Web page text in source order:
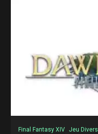
Final Fantasy XIV Jeu Divers